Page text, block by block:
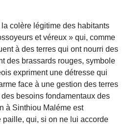
la colère légitime des habitants
et véreux » qui, comme
à des terres qui ont nourri des
des brassards rouges, symbole
expriment une détresse qui
face à une gestion des terres
besoins fondamentaux des
à Sinthiou Maléme est
paille, qui, si on ne lui accorde